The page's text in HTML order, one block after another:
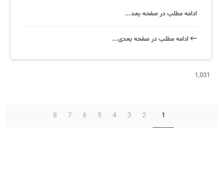
ادامه مطلب در صفحه بعد...
ادامه‌ مطلب در صفحه‌ بعدی...
1,031
1
2
3
4
5
6
7
8